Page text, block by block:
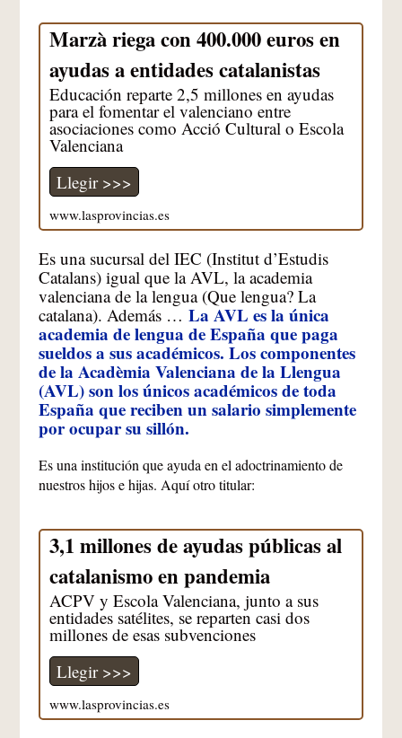
Marzà riega con 400.000 euros en
ayudas a entidades catalanistas
Educación reparte 2,5 millones en ayudas
para el fomentar el valenciano entre
asociaciones como Acció Cultural o Escola
Valenciana
Llegir >>>
www.lasprovincias.es
Es una sucursal del IEC (Institut d’Estudis
Catalans) igual que la AVL, la academia
valenciana de la lengua (Que lengua? La
catalana). Además … La AVL es la única
academia de lengua de España que paga
sueldos a sus académicos. Los componentes
de la Acadèmia Valenciana de la Llengua
(AVL) son los únicos académicos de toda
España que reciben un salario simplemente
por ocupar su sillón.
Es una institución que ayuda en el adoctrinamiento de
nuestros hijos e hijas. Aquí otro titular:
3,1 millones de ayudas públicas al
catalanismo en pandemia
ACPV y Escola Valenciana, junto a sus
entidades satélites, se reparten casi dos
millones de esas subvenciones
Llegir >>>
www.lasprovincias.es